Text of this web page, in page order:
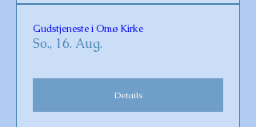
Gudstjeneste i Omø Kirke
So., 16. Aug.
Details